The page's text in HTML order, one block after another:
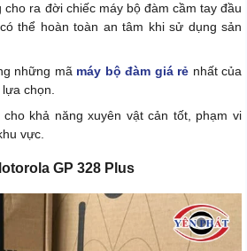
ra đời chiếc máy bộ đàm cầm tay đầu
thể hoàn toàn an tâm khi sử dụng sản
những mã máy bộ đàm giá rẻ nhất của
chọn.
khả năng xuyên vật cản tốt, phạm vi
vực.
GP 328 Plus